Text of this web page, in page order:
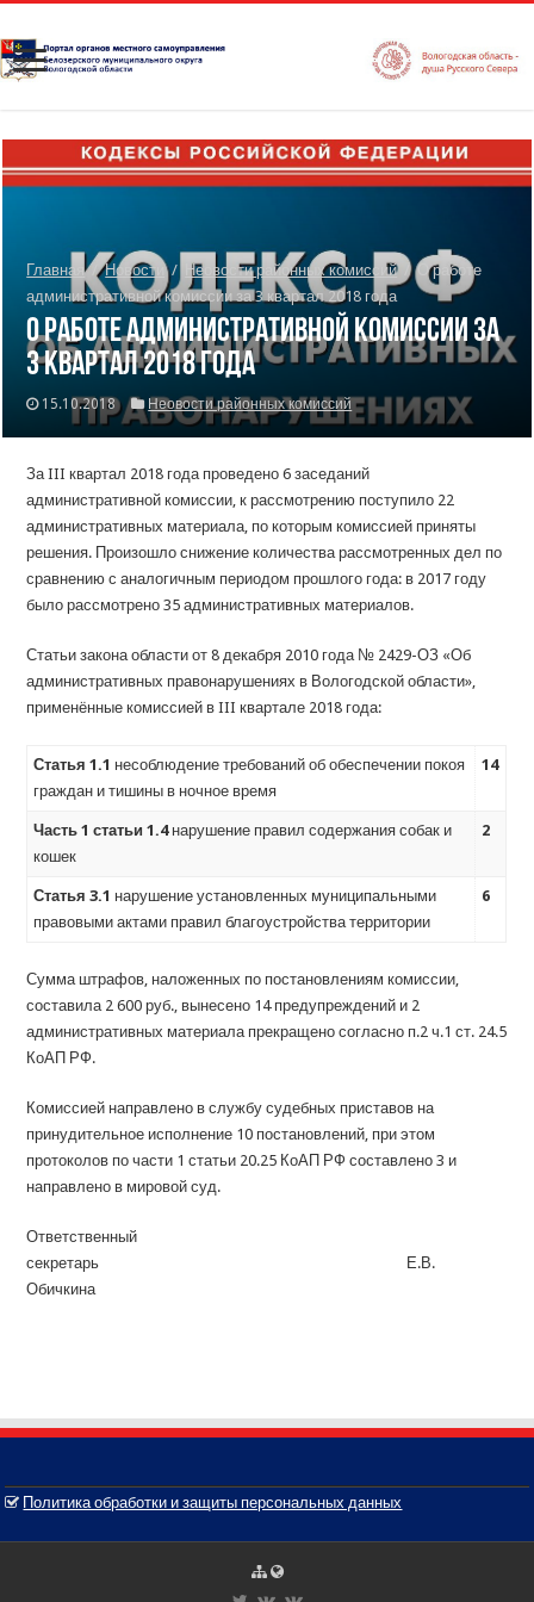
Главная / Новости / Неовости районных комиссий / О работе
административной комиссии за 3 квартал 2018 года
О работе административной комиссии за
3 квартал 2018 года
15.10.2018 Неовости районных комиссий
За III квартал 2018 года проведено 6 заседаний
административной комиссии, к рассмотрению поступило 22
административных материала, по которым комиссией приняты
решения. Произошло снижение количества рассмотренных дел по
сравнению с аналогичным периодом прошлого года: в 2017 году
было рассмотрено 35 административных материалов.
Статьи закона области от 8 декабря 2010 года № 2429-ОЗ «Об
административных правонарушениях в Вологодской области»,
применённые комиссией в III квартале 2018 года:
Статья 1.1 несоблюдение требований об обеспечении покоя
граждан и тишины в ночное время
14
Часть 1 статьи 1.4 нарушение правил содержания собак и
кошек
2
Статья 3.1 нарушение установленных муниципальными
правовыми актами правил благоустройства территории
6
Сумма штрафов, наложенных по постановлениям комиссии,
составила 2 600 руб., вынесено 14 предупреждений и 2
административных материала прекращено согласно п.2 ч.1 ст. 24.5
КоАП РФ.
Комиссией направлено в службу судебных приставов на
принудительное исполнение 10 постановлений, при этом
протоколов по части 1 статьи 20.25 КоАП РФ составлено 3 и
направлено в мировой суд.
Ответственный
секретарь Е.В.
Обичкина
Политика обработки и защиты персональных данных